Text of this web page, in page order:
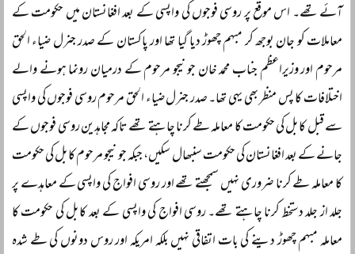
آئے تھے۔ اس موقع پر روسی فوجوں کی واپسی کے بعد افغانستان میں حکومت کے
معاملات کو جان بوجھ کر مبہم چھوڑ دیا گیا تھا اور پاکستان کے صدر جنرل ضیاء الحق
مرحوم اور وزیراعظم جناب محمد خان جونیجو مرحوم کے درمیان رونما ہونے والے
اختلافات کا پس منظر بھی یہی تھا۔ صدر جنرل ضیاء الحق مرحوم روسی فوجوں کی واپسی
سے قبل کابل کی حکومت کا معاملہ طے کرنا چاہتے تھے تاکہ مجاہدین روسی فوجوں کے
جانے کے بعد افغانستان کی حکومت سنبھال سکیں، جبکہ جونیجو مرحوم کابل کی حکومت
کا معاملہ طے کرنا ضروری نہیں سمجھتے تھے اور روسی افواج کی واپسی کے معاہدے پر
جلد از جلد دستخط کرنا چاہتے تھے۔ روسی افواج کی واپسی کے بعد کابل کی حکومت کا
معاملہ مبہم چھوڑ دینے کی بات اتفاقی نہیں بلکہ امریکہ اور روس دونوں کی طے شدہ